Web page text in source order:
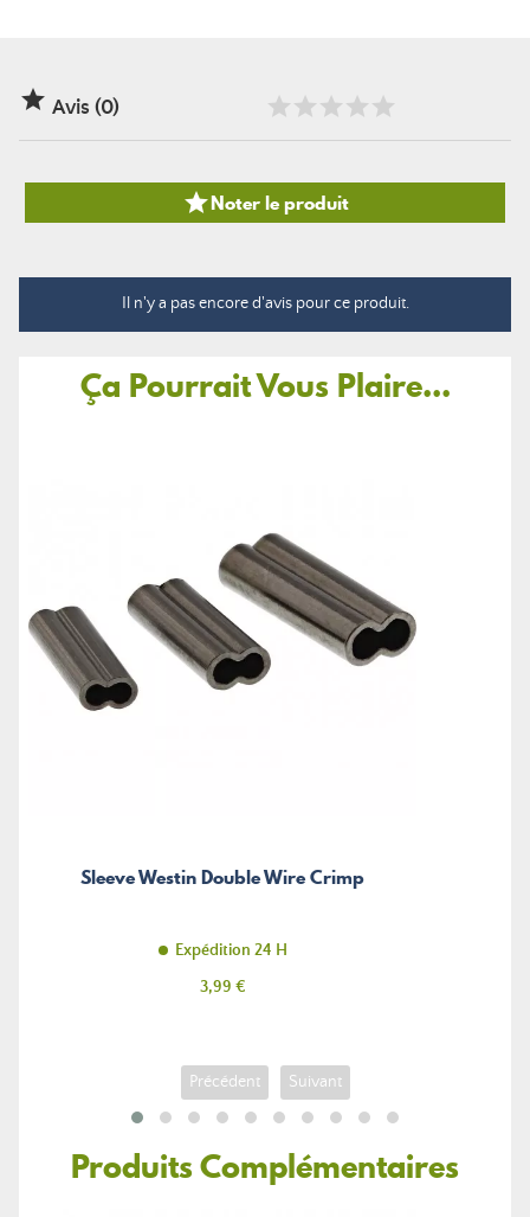
 Avis (0)
Noter le produit
Il n'y a pas encore d'avis pour ce produit.
Ça Pourrait Vous Plaire...
Sleeve Westin Double Wire Crimp
Expédition 24 H
Prix
3,99 €
Précédent Suivant
Produits Complémentaires